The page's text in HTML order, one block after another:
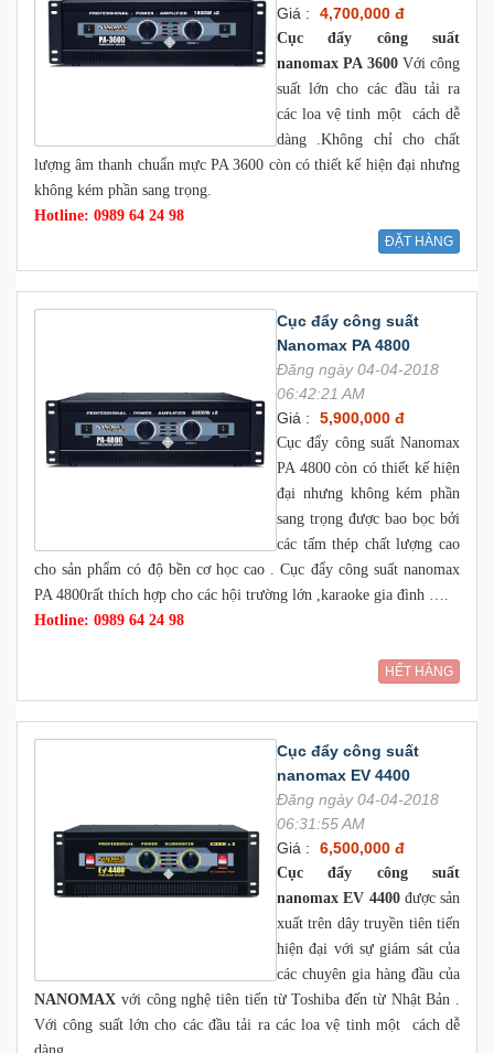
Giá : 4,700,000 đ
Cục đẩy công suất
nanomax PA 3600Với công
suất lớn cho các đầu tải ra
các loa vệ tinh một cách dễ
dàng .Không chỉ cho chất
lượng âm thanh chuẩn mực PA 3600 còn có thiết kế hiện đại nhưng
không kém phần sang trọng.
Hotline: 0989 64 24 98
ĐẶT HÀNG
Cục đẩy công suất
Nanomax PA 4800
Đăng ngày 04-04-2018
06:42:21 AM
Giá :
5,900,000 đ
Cục đẩy công suất Nanomax
PA 4800 còn có thiết kế hiện
đại nhưng không kém phần
sang trọng được bao bọc bởi
các tấm thép chất lượng cao
cho sản phẩm có độ bền cơ học cao . Cục đẩy công suất nanomax
PA 4800rất thích hợp cho các hội trường lớn ,karaoke gia đình ….
Hotline: 0989 64 24 98
HẾT HÀNG
Cục đẩy công suất
nanomax EV 4400
Đăng ngày 04-04-2018
06:31:55 AM
Giá :
6,500,000 đ
Cục đẩy công suất
nanomax EV 4400được sản
xuất trên dây truyền tiên tiến
hiện đại với sự giám sát của
các chuyên gia hàng đầu của
NANOMAX với công nghệ tiên tiến từ Toshiba đến từ Nhật Bản .
Với công suất lớn cho các đầu tải ra các loa vệ tinh một cách dễ